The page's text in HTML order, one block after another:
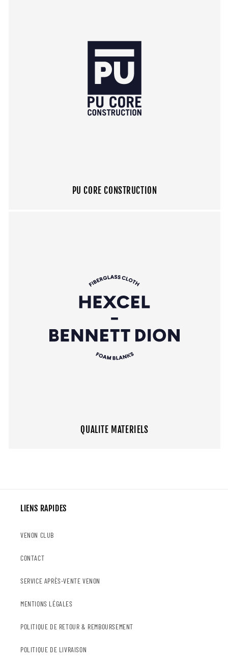
PU CORE CONSTRUCTION
QUALITE MATERIELS
LIENS RAPIDES
VENON CLUB
CONTACT
SERVICE APRÈS-VENTE VENON
MENTIONS LÉGALES
POLITIQUE DE RETOUR & REMBOURSEMENT
POLITIQUE DE LIVRAISON